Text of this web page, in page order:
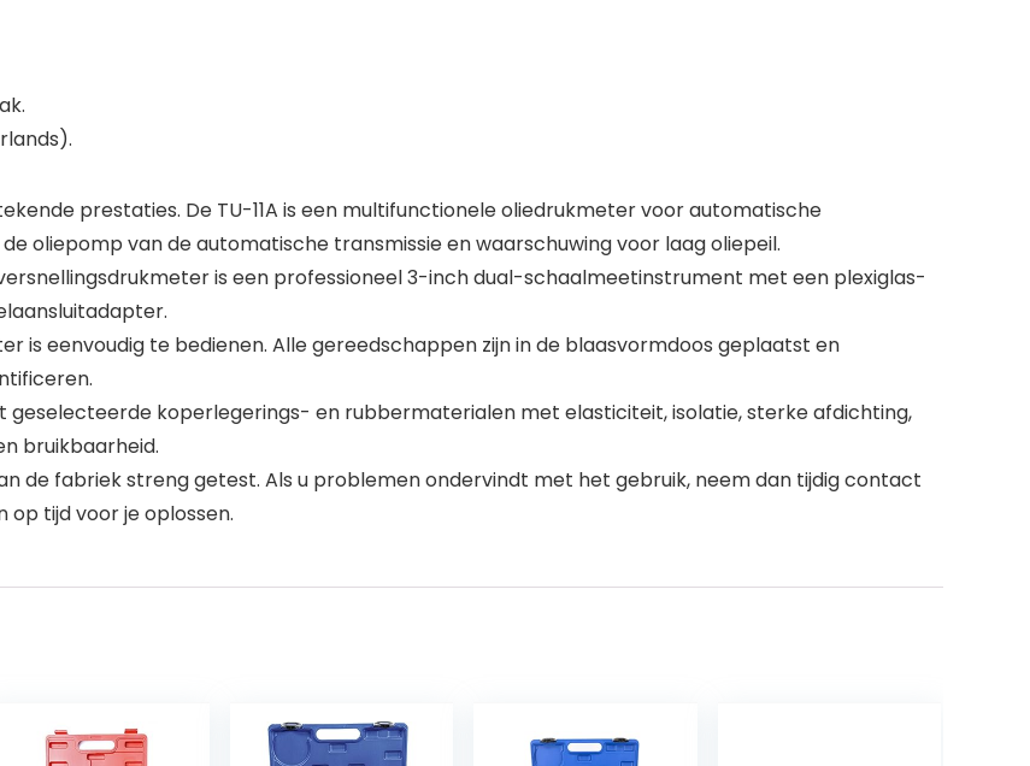
prestaties. De TU-11A is een multifunctionele oliedrukmeter voor automatische
oliepomp van de automatische transmissie en waarschuwing voor laag oliepeil.
is een professioneel 3-inch dual-schaalmeetinstrument met een plexiglas-
is eenvoudig te bedienen. Alle gereedschappen zijn in de blaasvormdoos geplaatst en
geselecteerde koperlegerings- en rubbermaterialen met elasticiteit, isolatie, sterke afdichting,
bruikbaarheid.
de fabriek streng getest. Als u problemen ondervindt met het gebruik, neem dan tijdig contact
tijd voor je oplossen.